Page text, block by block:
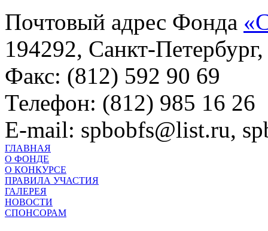
Почтовый адрес Фонда
194292, Санкт-
Факс: (812) 592 90 69
Телефон: (812) 985 16 26
E-mail: spbobfs@list.ru,
ГЛАВНАЯ
О ФОНДЕ
О КОНКУРСЕ
ПРАВИЛА УЧАСТИЯ
ГАЛЕРЕЯ
НОВОСТИ
СПОНСОРАМ